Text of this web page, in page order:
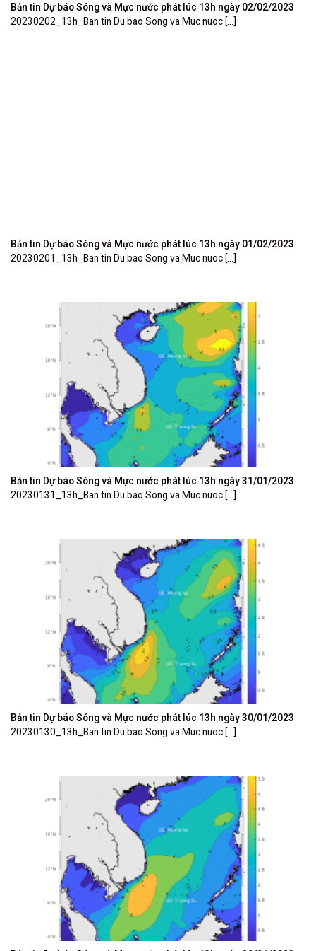
Bản tin Dự báo Sóng và Mực nước phát lúc 13h ngày 02/02/2023
20230202_13h_Ban tin Du bao Song va Muc nuoc [...]
Bản tin Dự báo Sóng và Mực nước phát lúc 13h ngày 01/02/2023
20230201_13h_Ban tin Du bao Song va Muc nuoc [...]
Bản tin Dự báo Sóng và Mực nước phát lúc 13h ngày 31/01/2023
20230131_13h_Ban tin Du bao Song va Muc nuoc [...]
Bản tin Dự báo Sóng và Mực nước phát lúc 13h ngày 30/01/2023
20230130_13h_Ban tin Du bao Song va Muc nuoc [...]